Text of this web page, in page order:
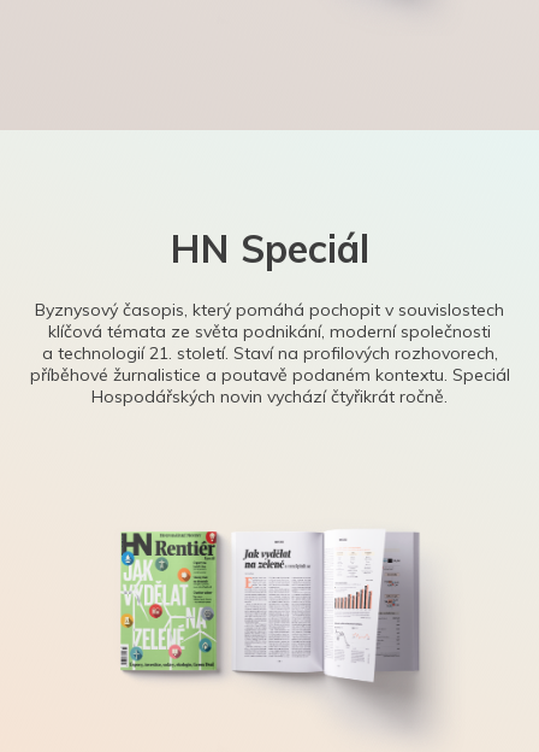
HN Speciál
Byznysový časopis, který pomáhá pochopit v souvislostech
klíčová témata ze světa podnikání, moderní společnosti
a technologií 21. století. Staví na profilových rozhovorech,
příběhové žurnalistice a poutavě podaném kontextu. Speciál
Hospodářských novin vychází čtyřikrát ročně.